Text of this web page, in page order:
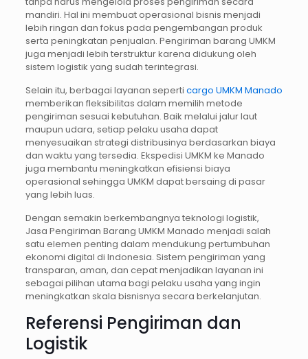
mandiri. Hal ini membuat operasional bisnis menjadi
lebih ringan dan fokus pada pengembangan produk
serta peningkatan penjualan. Pengiriman barang UMKM
juga menjadi lebih terstruktur karena didukung oleh
sistem logistik yang sudah terintegrasi.
Selain itu, berbagai layanan seperti cargo UMKM Manado
memberikan fleksibilitas dalam memilih metode
pengiriman sesuai kebutuhan. Baik melalui jalur laut
maupun udara, setiap pelaku usaha dapat
menyesuaikan strategi distribusinya berdasarkan biaya
dan waktu yang tersedia. Ekspedisi UMKM ke Manado
juga membantu meningkatkan efisiensi biaya
operasional sehingga UMKM dapat bersaing di pasar
yang lebih luas.
Dengan semakin berkembangnya teknologi logistik,
Jasa Pengiriman Barang UMKM Manado menjadi salah
satu elemen penting dalam mendukung pertumbuhan
ekonomi digital di Indonesia. Sistem pengiriman yang
transparan, aman, dan cepat menjadikan layanan ini
sebagai pilihan utama bagi pelaku usaha yang ingin
meningkatkan skala bisnisnya secara berkelanjutan.
Referensi Pengiriman dan
Logistik